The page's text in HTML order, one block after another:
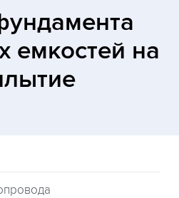
емкостей на